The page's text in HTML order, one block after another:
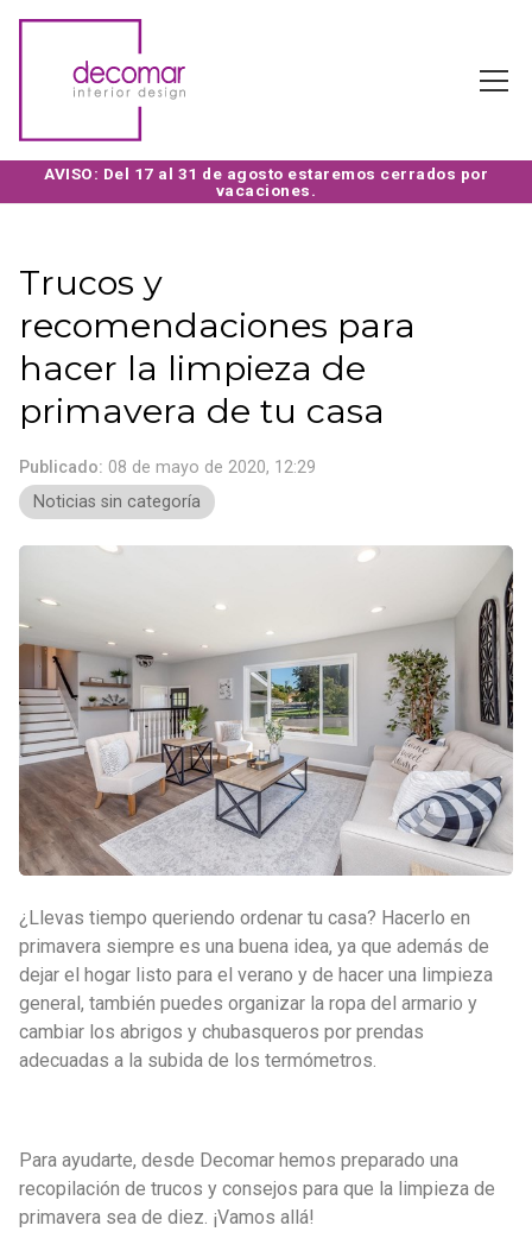
Trucos y
recomendaciones para
hacer la limpieza de
primavera de tu casa
Publicado: 08 de mayo de 2020, 12:29
Noticias sin categoría
¿Llevas tiempo queriendo ordenar tu casa? Hacerlo en
primavera siempre es una buena idea, ya que además de
dejar el hogar listo para el verano y de hacer una limpieza
general, también puedes organizar la ropa del armario y
cambiar los abrigos y chubasqueros por prendas
adecuadas a la subida de los termómetros.
Para ayudarte, desde Decomar hemos preparado una
recopilación de trucos y consejos para que la limpieza de
primavera sea de diez. ¡Vamos allá!